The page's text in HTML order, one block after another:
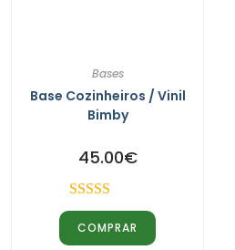
Bases
Base Cozinheiros / Vinil
Bimby
45.00€
Avaliação
5.00de 5
COMPRAR